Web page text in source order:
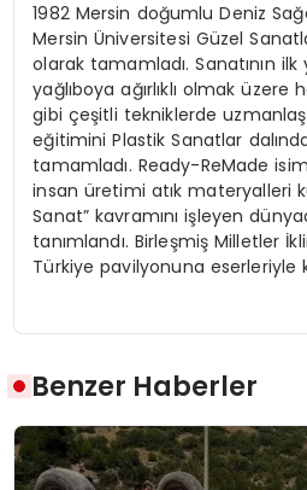
1982 Mersin doğumlu Deniz
Mersin Üniversitesi Güzel
olarak tamamladı. Sanatının ilk
yağlıboya ağırlıklı olmak üzere
gibi çeşitli tekniklerde
eğitimini Plastik Sanatlar
tamamladı. Ready-ReMade
insan üretimi atık materyalleri
Sanat” kavramını işleyen
tanımlandı. Birleşmiş Milletler
Türkiye pavilyonuna eserleriyle
Benzer Haberler